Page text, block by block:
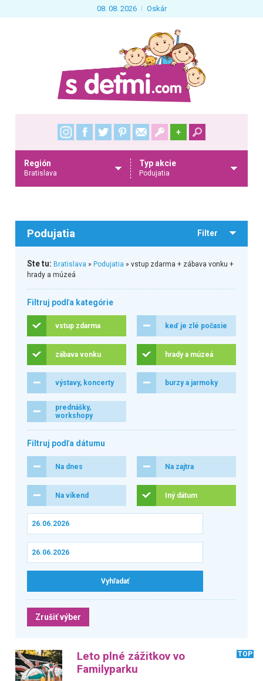
08. 08. 2026 Oskár
+
Región
Bratislava
Typ akcie
Podujatia
Podujatia Filter
Ste tu: Bratislava » Podujatia » vstup zdarma + zábava vonku +
hrady a múzeá
Filtruj podľa kategórie
vstup zdarma keď je zlé počasie
zábava vonku hrady a múzeá
výstavy, koncerty burzy a jarmoky
prednášky,
workshopy
Filtruj podľa dátumu
Na dnes Na zajtra
Na víkend Iný dátum
Zrušiť výber
Leto plné zážitkov vo
Familyparku
TOP